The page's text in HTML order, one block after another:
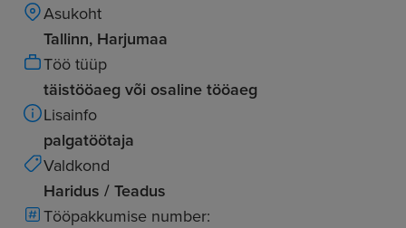
Asukoht
Tallinn, Harjumaa
Töö tüüp
täistööaeg või osaline tööaeg
Lisainfo
palgatöötaja
Valdkond
Haridus / Teadus
Tööpakkumise number: